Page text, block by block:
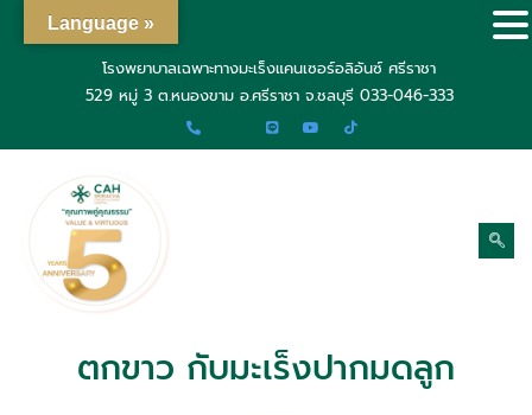
โรงพยาบาลเฉพาะทางมะเร็งแคนเซอร์อลิอันซ์ ศรีราชา
529 หมู่ 3 ต.หนองขาม อ.ศรีราชา จ.ชลบุรี 033-046-333
ตกขาว กับมะเร็งปากมดลูก
Language »